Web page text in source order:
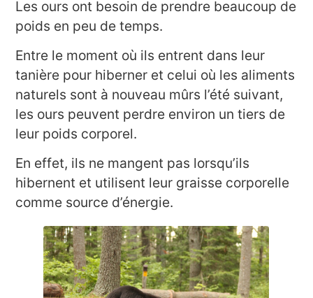
Les ours ont besoin de prendre beaucoup de
poids en peu de temps.
Entre le moment où ils entrent dans leur
tanière pour hiberner et celui où les aliments
naturels sont à nouveau mûrs l’été suivant,
les ours peuvent perdre environ un tiers de
leur poids corporel.
En effet, ils ne mangent pas lorsqu’ils
hibernent et utilisent leur graisse corporelle
comme source d’énergie.